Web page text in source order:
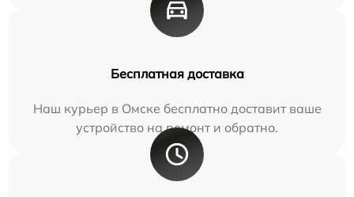
Бесплатная доставка
Наш курьер в Омске бесплатно доставит ваше
устройство на ремонт и обратно.